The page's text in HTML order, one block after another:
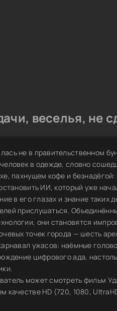
веселья, не
не в правительственном
в одежде, словно
пахнущем кофе и
ИИ, который уже
в его глазах и знание таких
прислушаться.
они становятся
точек города — шесть
ужасов: наёмные
цифрового ада,
может смотреть фильм
качестве HD (720, 1080,